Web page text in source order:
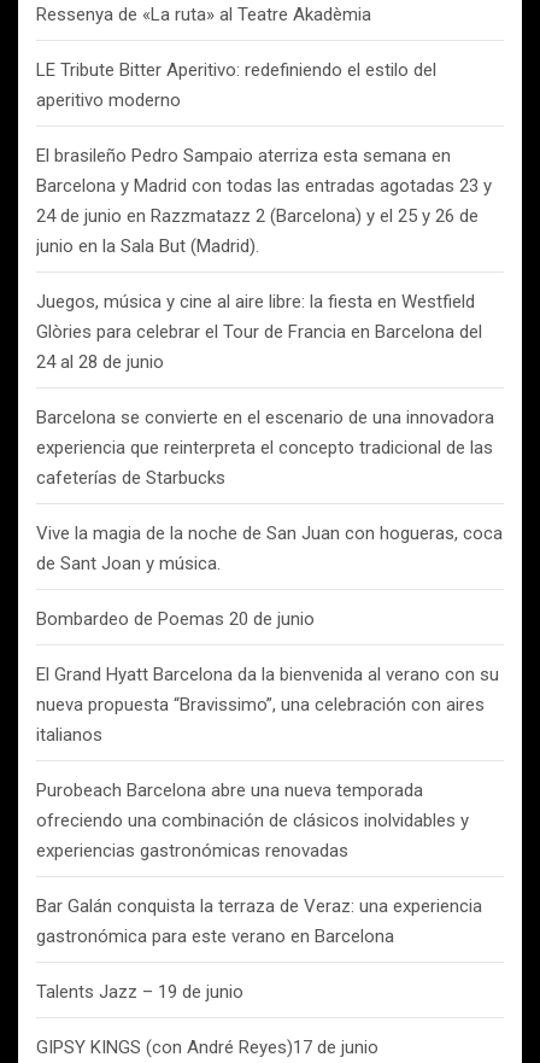
Ressenya de «La ruta» al Teatre Akadèmia
LE Tribute Bitter Aperitivo: redefiniendo el estilo del
aperitivo moderno
El brasileño Pedro Sampaio aterriza esta semana en
Barcelona y Madrid con todas las entradas agotadas 23 y
24 de junio en Razzmatazz 2 (Barcelona) y el 25 y 26 de
junio en la Sala But (Madrid).
Juegos, música y cine al aire libre: la fiesta en Westfield
Glòries para celebrar el Tour de Francia en Barcelona del
24 al 28 de junio
Barcelona se convierte en el escenario de una innovadora
experiencia que reinterpreta el concepto tradicional de las
cafeterías de Starbucks
Vive la magia de la noche de San Juan con hogueras, coca
de Sant Joan y música.
Bombardeo de Poemas 20 de junio
El Grand Hyatt Barcelona da la bienvenida al verano con su
nueva propuesta “Bravissimo”, una celebración con aires
italianos
Purobeach Barcelona abre una nueva temporada
ofreciendo una combinación de clásicos inolvidables y
experiencias gastronómicas renovadas
Bar Galán conquista la terraza de Veraz: una experiencia
gastronómica para este verano en Barcelona
Talents Jazz – 19 de junio
GIPSY KINGS (con André Reyes)17 de junio